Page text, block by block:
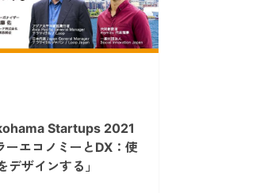
Startups 2021
エコノミーとDX：使
デザインする」